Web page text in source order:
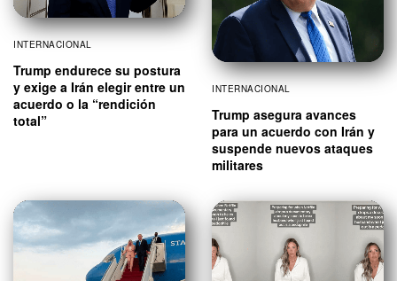
INTERNACIONAL
Trump endurece su postura
y exige a Irán elegir entre un
acuerdo o la “rendición
total”
INTERNACIONAL
Trump asegura avances
para un acuerdo con Irán y
suspende nuevos ataques
militares